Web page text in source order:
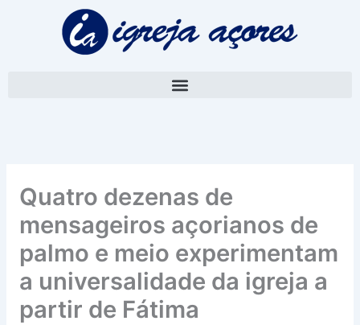
Quatro dezenas de
mensageiros açorianos de
palmo e meio experimentam
a universalidade da igreja a
partir de Fátima